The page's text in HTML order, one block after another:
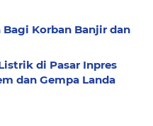
Bagi Korban Banjir dan
di Pasar Inpres
dan Gempa Landa